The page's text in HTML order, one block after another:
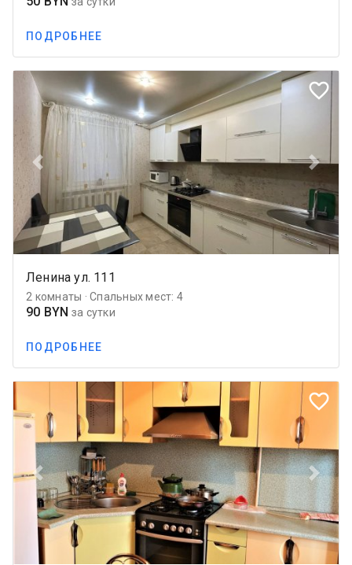
ПОДРОБНЕЕ
favorite_border
Previous Next
Ленина ул. 111
2 комнаты · Спальных мест: 4
90 BYN за сутки
ПОДРОБНЕЕ
favorite_border
Previous Next